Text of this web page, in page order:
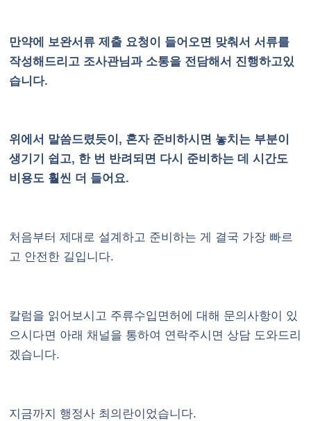
만약에 보완서류 제출 요청이 들어오면 맞춰서 서류를
작성해드리고 조사관님과 소통을 전담해서 진행하고있
습니다.
위에서 말씀드렸듯이, 혼자 준비하시면 놓치는 부분이
생기기 쉽고, 한 번 반려되면 다시 준비하는 데 시간도
비용도 훨씬 더 들어요.
처음부터 제대로 설계하고 준비하는 게 결국 가장 빠르
고 안전한 길입니다.
칼럼을 읽어보시고 주류수입면허에 대해 문의사항이 있
으시다면 아래 채널을 통하여 연락주시면 상담 도와드리
겠습니다.
지금까지 행정사 최의란이었습니다.